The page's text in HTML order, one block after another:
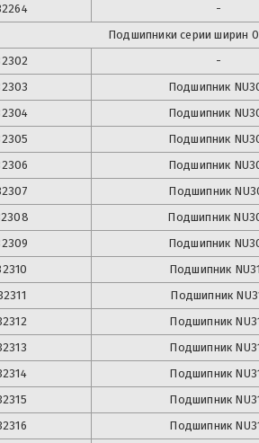
-
Подшипники серии ширин
-
Подшипник
Подшипник
Подшипник
Подшипник
Подшипник
Подшипник
Подшипник
Подшипник
Подшипник
Подшипник
Подшипник
Подшипник
Подшипник
Подшипник